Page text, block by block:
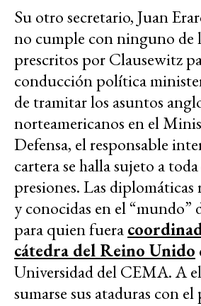
Su otro secretario, Juan
no cumple con ninguno de
prescritos por Clausewitz
conducción política
de tramitar los asuntos
norteamericanos en el
Defensa, el responsable
cartera se halla sujeto a toda
presiones. Las diplomáticas
y conocidas en el “mundo”
para quien fuera
cátedra del Reino Unido
Universidad del CEMA. A
sumarse sus ataduras con